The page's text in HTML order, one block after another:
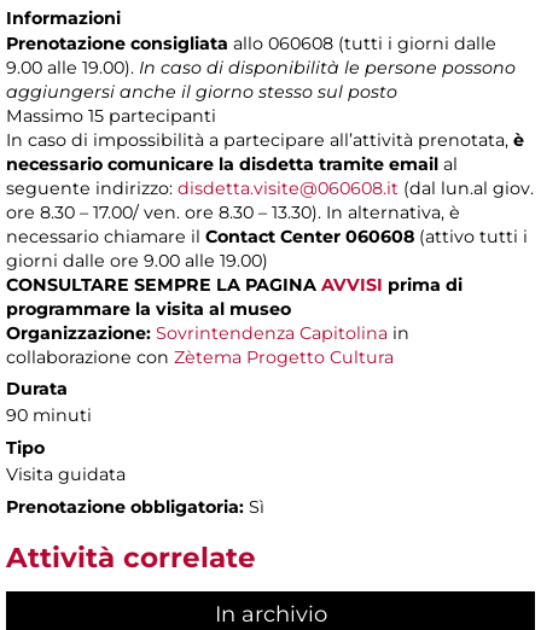
Informazioni
Prenotazione consigliata allo 060608 (tutti i giorni dalle
9.00 alle 19.00). In caso di disponibilità le persone possono
aggiungersi anche il giorno stesso sul posto
Massimo 15 partecipanti
In caso di impossibilità a partecipare all’attività prenotata, è
necessario comunicare la disdetta tramite email al
seguente indirizzo: disdetta.visite@060608.it (dal lun.al giov.
ore 8.30 – 17.00/ ven. ore 8.30 – 13.30). In alternativa, è
necessario chiamare il Contact Center 060608 (attivo tutti i
giorni dalle ore 9.00 alle 19.00)
CONSULTARE SEMPRE LA PAGINA AVVISI prima di
programmare la visita al museo
Organizzazione: Sovrintendenza Capitolina in
collaborazione con Zètema Progetto Cultura
Durata
90 minuti
Tipo
Visita guidata
Prenotazione obbligatoria: Sì
Attività correlate
In archivio